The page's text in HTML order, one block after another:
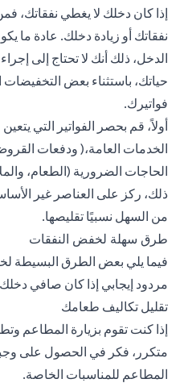
إذا كان دخلك لا يغطي نفقاتك،
نفقاتك أو زيادة دخلك. عادة ما
الدخل، ذلك أنك لا تحتاج إلى
حياتك، باستثناء بعض
فواتيرك.
أولاً، قم بحصر الفواتير التي
الخدمات العامة،( ودفعات
الحاجات الضرورية (الطعام،
ذلك، ركز على العناصر غير
من السهل نسبيًا تقليصها.
طرق سهلة لخفض النفقات
فيما يلي بعض الطرق البسيطة
مردود إيجابي إذا كان صافي
تقليل تكاليف طعامك
إذا كنت تقوم بزيارة المطاعم
متكرر، فكر في الحصول على
المطاعم للمناسبات الخاصة.